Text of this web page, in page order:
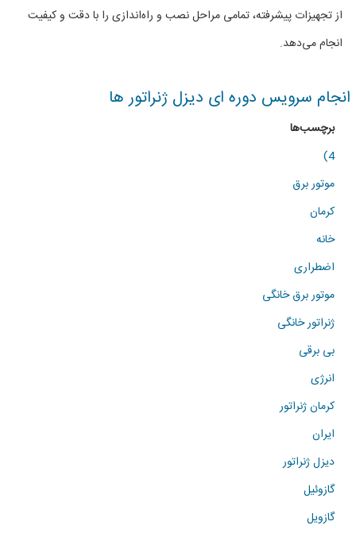
ها
از تجهیزات پیشرفته، تمامی مراحل نصب و راه‌اندازی را با دقت و کیفیت
انجام می‌دهد.
انجام سرویس دوره ای دیزل ژنراتور ها
برچسب‌ها
4)
موتور برق
کرمان
خانه
اضطراری
موتور برق خانگی
ژنراتور خانگی
بی برقی
انرژی
کرمان ژنراتور
ایران
دیزل ژنراتور
گازوئیل
گازویل